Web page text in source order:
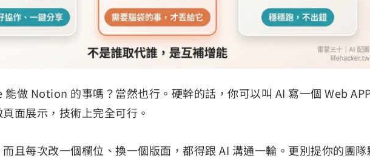
能做 Notion 的事嗎？當然也行。硬幹的話，你可以叫 AI 寫一個 Web
面展示，技術上完全可行。
且每次改一個欄位、換一個版面，都得跟 AI 溝通一輪。更別提你的團隊